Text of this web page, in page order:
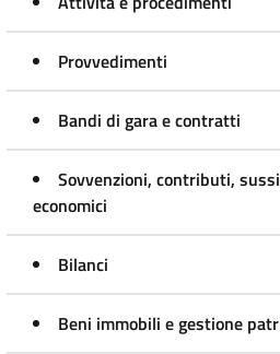
Provvedimenti
Bandi di gara e contratti
Sovvenzioni, contributi,
economici
Bilanci
Beni immobili e gestione